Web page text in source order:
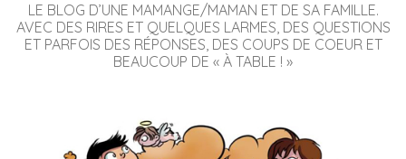
LE BLOG D’UNE MAMANGE/MAMAN ET DE SA FAMILLE.
AVEC DES RIRES ET QUELQUES LARMES, DES QUESTIONS
ET PARFOIS DES RÉPONSES, DES COUPS DE COEUR ET
BEAUCOUP DE « À TABLE ! »